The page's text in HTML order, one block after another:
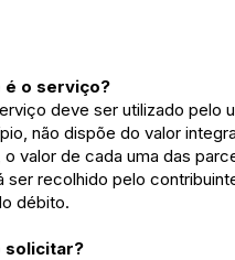
é o serviço?
deve ser utilizado pelo
não dispõe do valor
o valor de cada uma das
ser recolhido pelo
débito.
solicitar?